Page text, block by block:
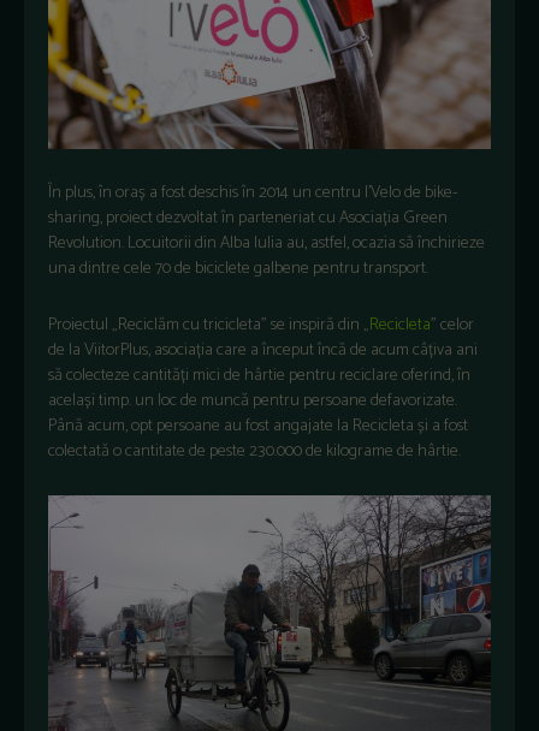
În plus, în oraș a fost deschis în 2014 un centru I’Velo de bike-
sharing, proiect dezvoltat în parteneriat cu Asociația Green
Revolution. Locuitorii din Alba Iulia au, astfel, ocazia să închirieze
una dintre cele 70 de biciclete galbene pentru transport.
Proiectul „Reciclăm cu tricicleta” se inspiră din „Recicleta” celor
de la ViitorPlus, asociația care a început încă de acum câțiva ani
să colecteze cantități mici de hârtie pentru reciclare oferind, în
același timp. un loc de muncă pentru persoane defavorizate.
Până acum, opt persoane au fost angajate la Recicleta și a fost
colectată o cantitate de peste 230.000 de kilograme de hârtie.